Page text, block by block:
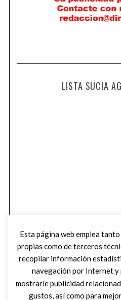
LISTA SUCIA
Esta página web emplea
propias como de terceros
recopilar información
navegación por Internet y
mostrarle publicidad
gustos, así como para